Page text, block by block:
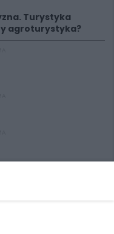
Turystyka
agroturystyka?